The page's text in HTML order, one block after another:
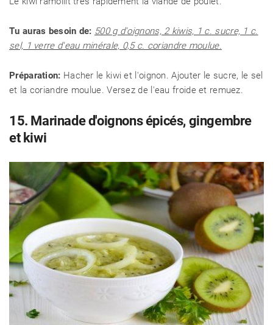
Tu auras besoin de: 500 g d'oignons, 2 kiwis, 1 c. sucre, 1 c.
sel, 1 verre d'eau minérale, 0,5 c. coriandre moulue.
Préparation: Hacher le kiwi et l'oignon. Ajouter le sucre, le sel
et la coriandre moulue. Versez de l'eau froide et remuez.
15. Marinade d'oignons épicés, gingembre
et kiwi